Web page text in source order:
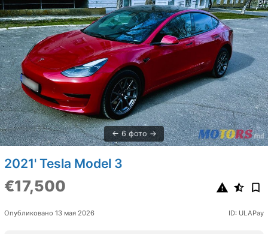
6 фото
2021' Tesla Model 3
€17,500
Опубликовано 13 мая 2026 ID: ULAPay